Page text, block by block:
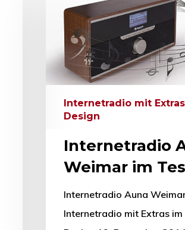
Internetradio mit
Design
Internetradio
Weimar im
Internetradio Auna
Internetradio mit Extras